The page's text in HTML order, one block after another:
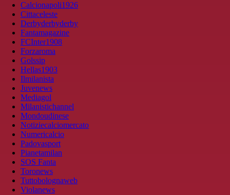
Calcionapoli1926
Cittaceleste
Derbyderbyderby
Fantamagazine
FCInter1908
Forzaroma
Golssip
Hellas1903
Ilmilanista
Juvenews
Mediagol
Milanistichannel
Mondoudinese
Notiziecalciomercato
Numericalcio
Padovasport
Pianetamilan
SOS Fanta
Toronews
Tuttobolognaweb
Violanews